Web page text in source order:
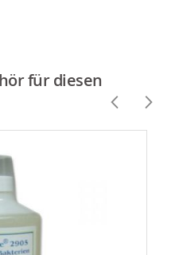
für diesen